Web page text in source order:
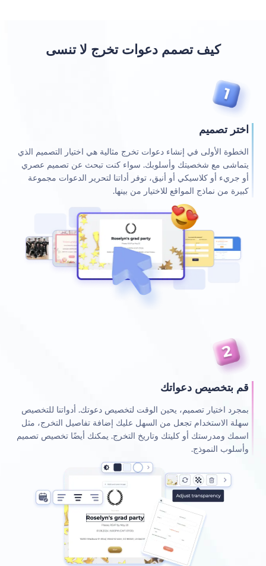
كيف تصمم دعوات تخرج لا تنسى
اختر تصميم
الخطوة الأولى في إنشاء دعوات تخرج مثالية هي اختيار التصميم الذي
يتماشى مع شخصيتك وأسلوبك. سواء كنت تبحث عن تصميم عصري
أو جريء أو كلاسيكي أو أنيق، توفر أداتنا لتحرير الدعوات مجموعة
كبيرة من نماذج المواقع للاختيار من بينها.
قم بتخصيص دعواتك
بمجرد اختيار تصميم، يحين الوقت لتخصيص دعوتك. أدواتنا للتخصيص
سهلة الاستخدام تجعل من السهل عليك إضافة تفاصيل التخرج، مثل
اسمك ومدرستك أو كليتك وتاريخ التخرج. يمكنك أيضًا تخصيص تصميم
وأسلوب النموذج.